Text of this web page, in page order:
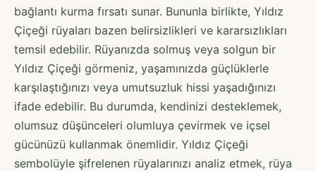
bağlantı kurma fırsatı sunar. Bununla birlikte, Yıldız
Çiçeği rüyaları bazen belirsizlikleri ve kararsızlıkları
temsil edebilir. Rüyanızda solmuş veya solgun bir
Yıldız Çiçeği görmeniz, yaşamınızda güçlüklerle
karşılaştığınızı veya umutsuzluk hissi yaşadığınızı
ifade edebilir. Bu durumda, kendinizi desteklemek,
olumsuz düşünceleri olumluya çevirmek ve içsel
gücünüzü kullanmak önemlidir. Yıldız Çiçeği
sembolüyle şifrelenen rüyalarınızı analiz etmek, rüya